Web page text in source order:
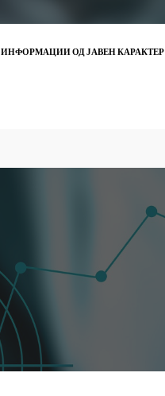
ИНФОРМАЦИИ ОД ЈАВЕН КАРАКТЕР